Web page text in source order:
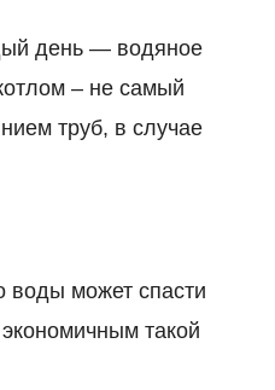
день — водяное
– не самый
труб, в случае
воды может спасти
такой